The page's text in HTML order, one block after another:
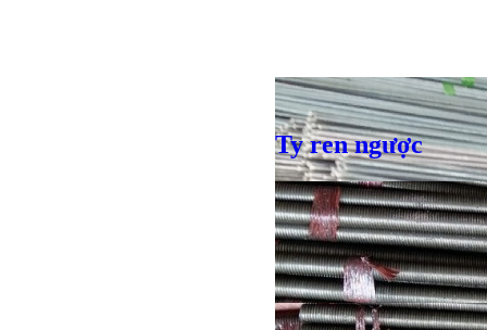
Bulong lục giác
Ty ren ngược